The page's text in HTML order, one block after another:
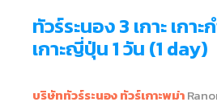
ทัวร์ระนอง 3 เกาะ เกาะ
เกาะญี่ปุ่น 1 วัน (1 day)
บริษัททัวร์ระนอง ทัวร์เกาะพม่า